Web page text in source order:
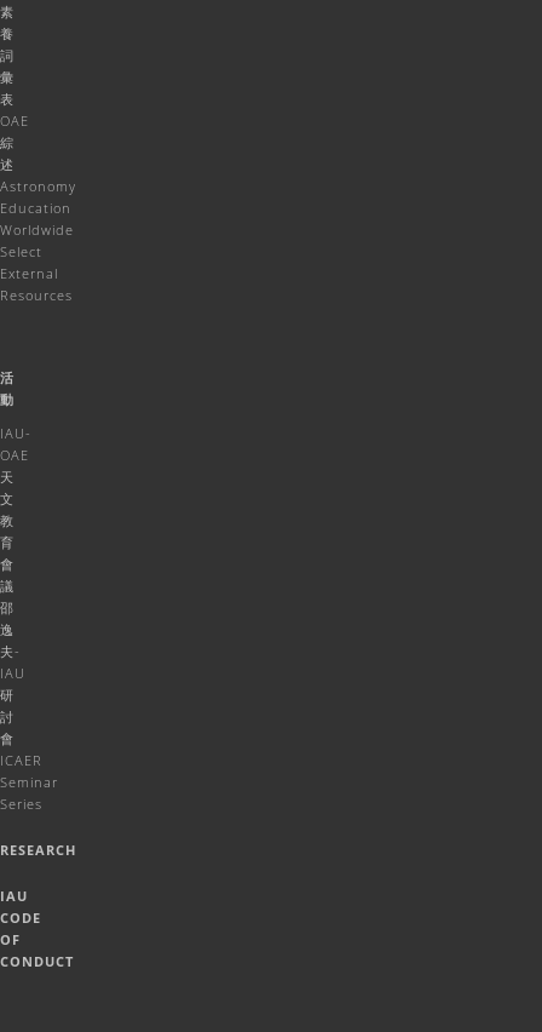
素
養
詞
彙
表
OAE
綜
述
Astronomy
Education
Worldwide
Select
External
Resources
活
動
IAU-
OAE
天
文
教
育
會
議
邵
逸
夫-
IAU
研
討
會
ICAER
Seminar
Series
RESEARCH
IAU
CODE
OF
CONDUCT